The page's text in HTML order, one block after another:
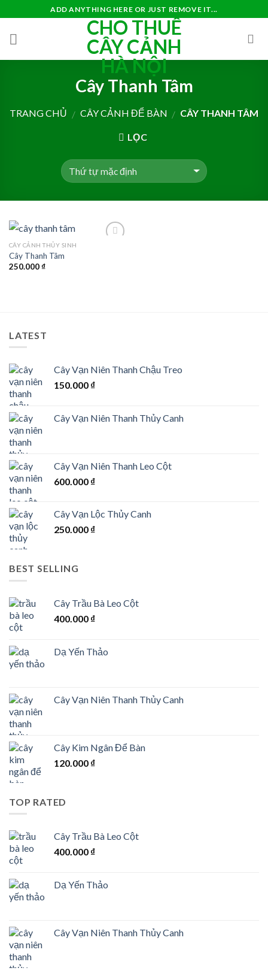
content
ADD ANYTHING HERE OR JUST REMOVE IT...
CHO THUÊ
CÂY CẢNH
HÀ NỘI
Cây Thanh Tâm
TRANG CHỦ / CÂY CẢNH ĐỂ BÀN / CÂY THANH TÂM
LỌC
CÂY CẢNH THỦY SINH
Cây Thanh Tâm
250.000₫
LATEST
Cây Vạn Niên Thanh Chậu Treo
150.000 ₫
Cây Vạn Niên Thanh Thủy Canh
Cây Vạn Niên Thanh Leo Cột
600.000 ₫
Cây Vạn Lộc Thủy Canh
250.000 ₫
BEST SELLING
Cây Trầu Bà Leo Cột
400.000 ₫
Dạ Yến Thảo
Cây Vạn Niên Thanh Thủy Canh
Cây Kim Ngân Để Bàn
120.000 ₫
TOP RATED
Cây Trầu Bà Leo Cột
400.000 ₫
Dạ Yến Thảo
Cây Vạn Niên Thanh Thủy Canh